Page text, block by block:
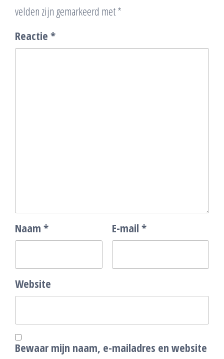
velden zijn gemarkeerd met*
Reactie *
Naam * E-mail *
Website
Bewaar mijn naam, e-mailadres en website